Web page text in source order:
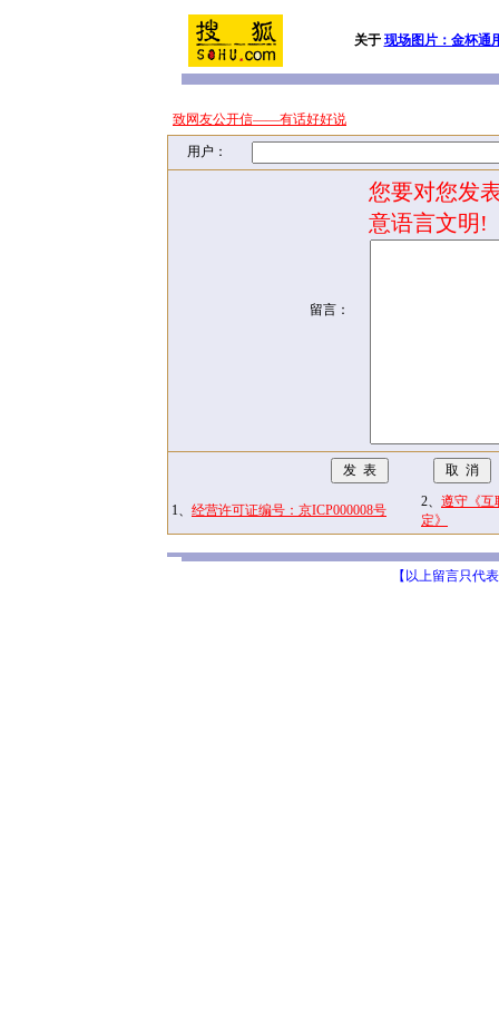
关于 现场图片：金杯通
致网友公开信——有话好好说
用户：
留言：
您要对您发
意语言文明!
1、 经营许可证编号：京ICP000008号
2、 遵守《互
定》
【以上留言只代